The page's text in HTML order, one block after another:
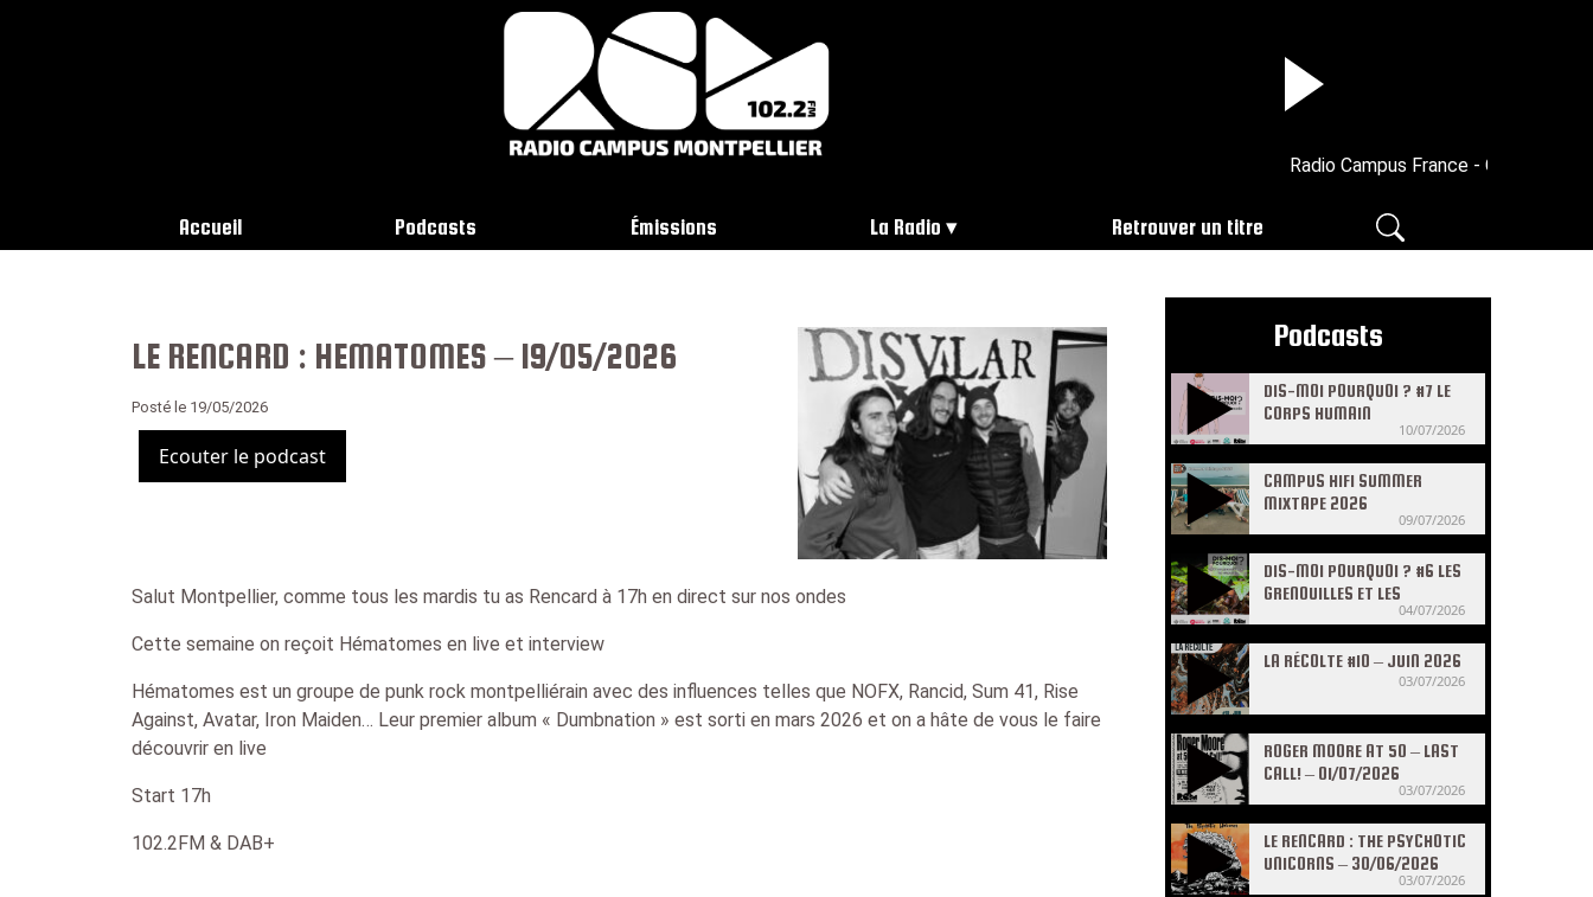
Radio Campus France - CAMPUS
Accueil Podcasts Émissions La Radio Retrouver un titre
LE RENCARD : HEMATOMES – 19/05/2026
Posté le 19/05/2026
Ecouter le podcast
Salut Montpellier, comme tous les mardis tu as Rencard à 17h en direct sur nos ondes
Cette semaine on reçoit Hématomes en live et interview
Hématomes est un groupe de punk rock montpelliérain avec des influences telles que NOFX, Rancid, Sum 41, Rise
Against, Avatar, Iron Maiden… Leur premier album « Dumbnation » est sorti en mars 2026 et on a hâte de vous le faire
découvrir en live
Start 17h
102.2FM & DAB+
Podcasts
DIS-MOI POURQUOI ? #7 LE
CORPS HUMAIN
10/07/2026
CAMPUS HIFI SUMMER
MIXTAPE 2026
09/07/2026
DIS-MOI POURQUOI ? #6 LES
GRENOUILLES ET LES
04/07/2026
LA RÉCOLTE #10 – JUIN 2026
03/07/2026
ROGER MOORE AT 50 – LAST
CALL! – 01/07/2026
03/07/2026
LE RENCARD : THE PSYCHOTIC
UNICORNS – 30/06/2026
03/07/2026